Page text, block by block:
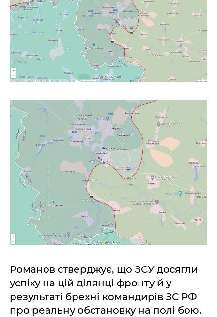
Романов стверджує, що ЗСУ досягли
успіху на цій ділянці фронту й у
результаті брехні командирів ЗС РФ
про реальну обстановку на полі бою.